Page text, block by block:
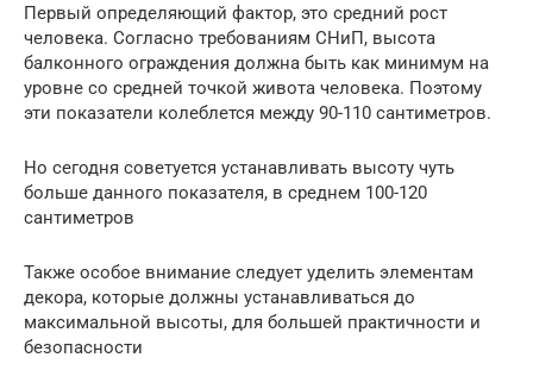
Первый определяющий фактор, это средний рост
человека. Согласно требованиям СНиП, высота
балконного ограждения должна быть как минимум на
уровне со средней точкой живота человека. Поэтому
эти показатели колеблется между 90-110 сантиметров.
Но сегодня советуется устанавливать высоту чуть
больше данного показателя, в среднем 100-120
сантиметров
Также особое внимание следует уделить элементам
декора, которые должны устанавливаться до
максимальной высоты, для большей практичности и
безопасности